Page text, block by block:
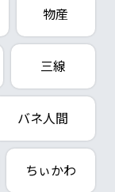
物産
三線
バネ人間
ちぃかわ